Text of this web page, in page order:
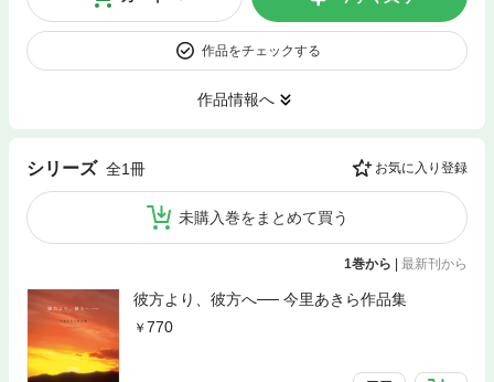
作品をチェックする
作品情報へ
シリーズ 全1冊 お気に入り登録
未購入巻をまとめて買う
1巻から | 最新刊から
彼方より、彼方へ── 今里あきら作品集
770